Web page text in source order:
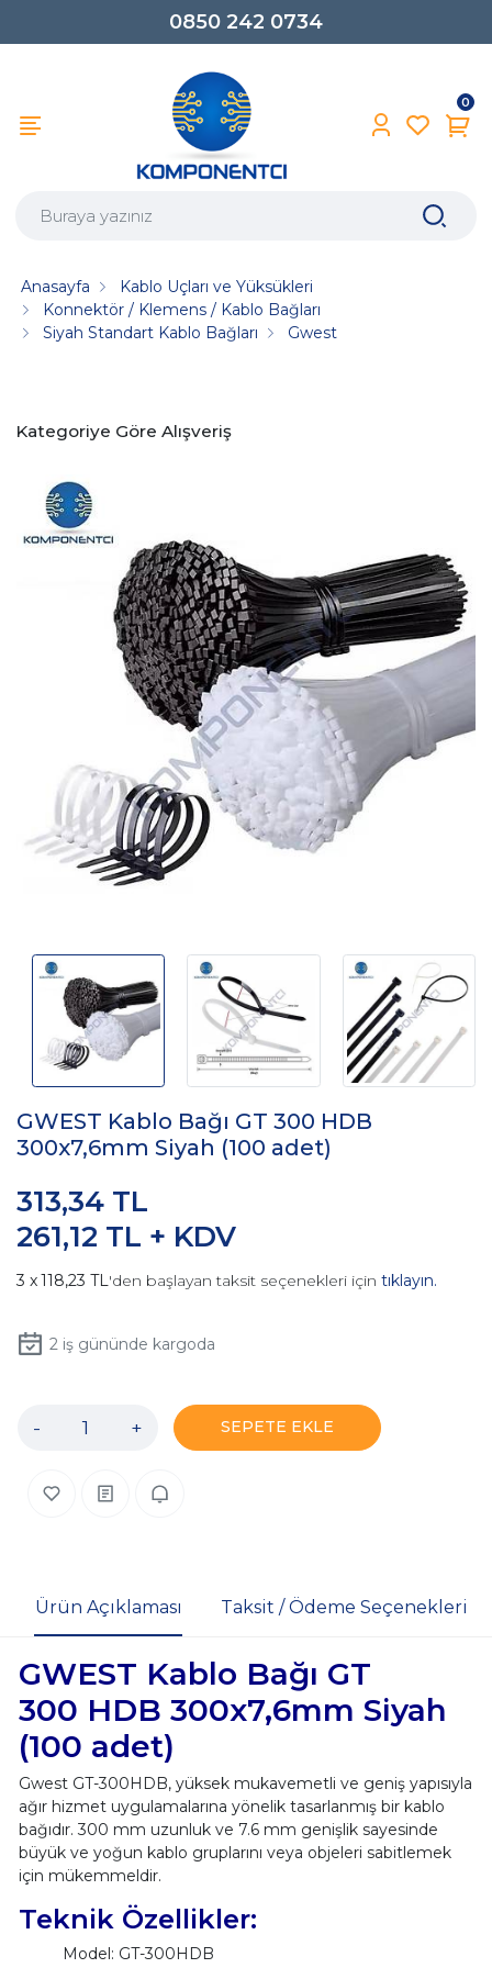
0850 242 0734
0
Anasayfa
Kablo Uçları ve Yüksükleri
Konnektör / Klemens / Kablo Bağları
Siyah Standart Kablo Bağları
Gwest
Kategoriye Göre Alışveriş
GWEST Kablo Bağı GT 300 HDB
300x7,6mm Siyah (100 adet)
261,12 TL + KDV
313,34 TL
118,23 TL'den başlayan taksit seçenekleri için tıklayın.
2iş gününde kargoda
- + SEPETE EKLE
Ürün Açıklaması Taksit / Ödeme Seçenekleri
GWEST Kablo Bağı GT
300 HDB 300x7,6mm Siyah
(100 adet)
Gwest GT-300HDB, yüksek mukavemetli ve geniş yapısıyla
ağır hizmet uygulamalarına yönelik tasarlanmış bir kablo
bağıdır. 300 mm uzunluk ve 7.6 mm genişlik sayesinde
büyük ve yoğun kablo gruplarını veya objeleri sabitlemek
için mükemmeldir.
Teknik Özellikler:
Model: GT-300HDB